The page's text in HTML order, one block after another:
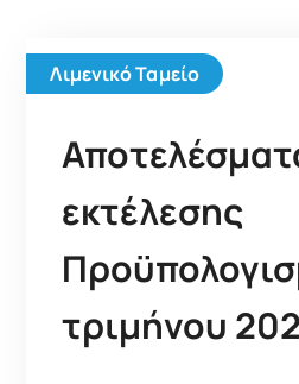
Λιμενικό Ταμείο
εκτέλεσης
τριμήνου